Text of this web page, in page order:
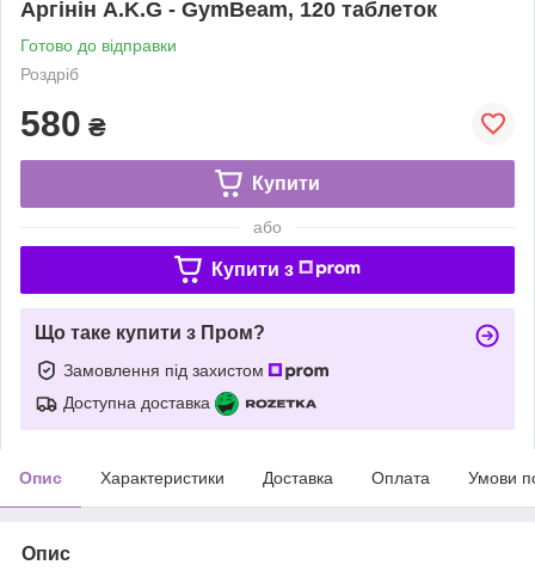
Аргінін A.K.G - GymBeam, 120 таблеток
Готово до відправки
Роздріб
580 ₴
Купити
або
Купити з
Що таке купити з Пром?
Замовлення під захистом
Доступна доставка
Опис Характеристики Доставка Оплата Умови
Опис